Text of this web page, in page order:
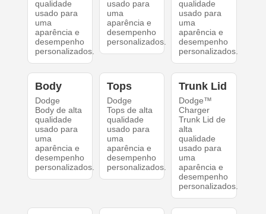
qualidade
usado para
uma
aparência e
desempenho
personalizados.
usado para
uma
aparência e
desempenho
personalizados.
qualidade
usado para
uma
aparência e
desempenho
personalizados.
Body
Dodge
Body de alta
qualidade
usado para
uma
aparência e
desempenho
personalizados.
Tops
Dodge
Tops de alta
qualidade
usado para
uma
aparência e
desempenho
personalizados.
Trunk Lid
Dodge™
Charger
Trunk Lid de
alta
qualidade
usado para
uma
aparência e
desempenho
personalizados.